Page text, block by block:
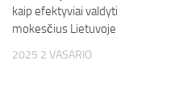
kaip efektyviai valdyti
mokesčius Lietuvoje
2025 2 VASARIO